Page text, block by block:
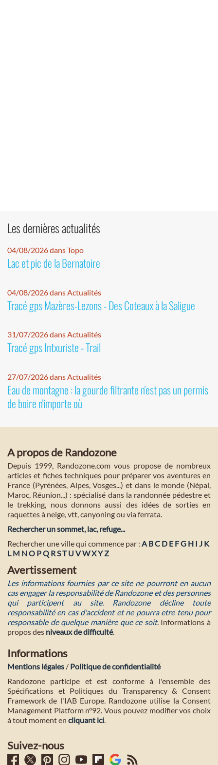
Les dernières actualités
04/08/2026 dans Topo
Lac et pic de la Bernatoire
04/08/2026 dans Actualités
Tracé gps Mazères-Lezons - Des Coteaux à la Saligue
31/07/2026 dans Actualités
Tracé gps Intxuriste - Trail
27/07/2026 dans Actualités
Eau de montagne : la gourde filtrante n'est pas un permis
de boire n'importe où
A propos de Randozone
Depuis 1999, Randozone.com vous propose de nombreux
articles et fiches techniques pour préparer vos aventures en
France (Pyrénées, Alpes, Vosges...) et dans le monde (Népal,
Maroc, Réunion...) : spécialisé dans la randonnée pédestre et
le trekking, nous donnons aussi des idées de sorties en
raquettes à neige, vtt, canyoning ou via ferrata.
Rechercher un sommet, lac, refuge...
Rechercher une ville qui commence par : A BC D E FG H I J K
L M NO PQ RST U VWXYZ
Avertissement
Les informations fournies par ce site ne pourront en aucun
cas engager la responsabilité de Randozone et des personnes
qui participent au site. Randozone décline toute
responsabilité en cas d'accident et ne pourra etre tenu pour
responsable de quelque manière que ce soit. Informations à
propos des niveaux de difficulté.
Informations
Mentions légales / Politique de confidentialité
Randozone participe et est conforme à l'ensemble des
Spécifications et Politiques du Transparency & Consent
Framework de l'IAB Europe. Randozone utilise la Consent
Management Platform n°92. Vous pouvez modifier vos choix
à tout moment en cliquant ici.
Suivez-nous